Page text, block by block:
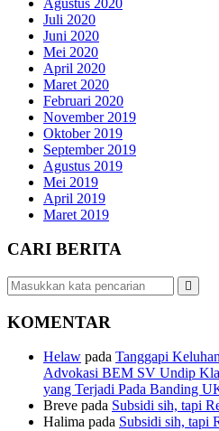
Juli 2020
Juni 2020
Mei 2020
April 2020
Maret 2020
Februari 2020
November 2019
Oktober 2019
September 2019
Agustus 2019
Mei 2019
April 2019
Maret 2019
CARI BERITA
KOMENTAR
Helaw pada Tanggapi
Advokasi BEM SV Undip
yang Terjadi Pada Banding
Breve pada Subsidi sih, tapi
Halima pada Subsidi sih, tapi